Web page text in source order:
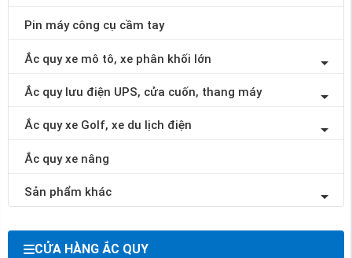
Pin máy công cụ cầm tay
Ắc quy xe mô tô, xe phân khối lớn
Ắc quy lưu điện UPS, cửa cuốn, thang máy
Ắc quy xe Golf, xe du lịch điện
Ắc quy xe nâng
Sản phẩm khác
CỬA HÀNG ẮC QUY